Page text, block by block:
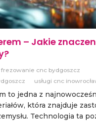
– Jakie
frezowanie cnc bydgoszcz
usługi cnc
to jedna z
która znajduje
Technologia ta